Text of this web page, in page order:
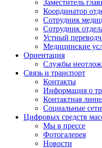
Заместитель
Координатор
Сотрудник
Сотрудник
Устный
Медицинские
Ориентация
Службы
Связь и транспорт
Контакты
Информация о
Контактная
Социальные сети
Цифровых средств
Мы в прессе
Фотогалерея
Новости